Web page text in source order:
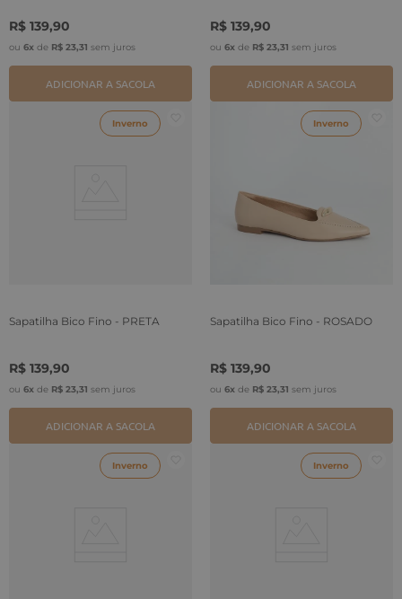
R$ 139,90
ou 6x de R$ 23,31 sem juros
ADICIONAR A SACOLA
R$ 139,90
ou 6x de R$ 23,31 sem juros
ADICIONAR A SACOLA
Inverno
Sapatilha Bico Fino - PRETA
R$ 139,90
ou 6x de R$ 23,31 sem juros
ADICIONAR A SACOLA
Inverno
Sapatilha Bico Fino - ROSADO
R$ 139,90
ou 6x de R$ 23,31 sem juros
ADICIONAR A SACOLA
Inverno Inverno